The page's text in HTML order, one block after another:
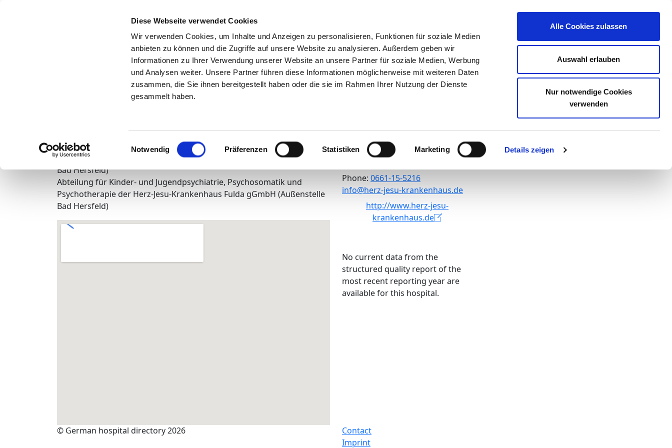
Diese Webseite verwendet Cookies
Wir verwenden Cookies, um Inhalte und Anzeigen zu personalisieren, Funktionen für soziale Medien
anbieten zu können und die Zugriffe auf unsere Website zu analysieren. Außerdem geben wir
Informationen zu Ihrer Verwendung unserer Website an unsere Partner für soziale Medien, Werbung
und Analysen weiter. Unsere Partner führen diese Informationen möglicherweise mit weiteren Daten
zusammen, die Sie ihnen bereitgestellt haben oder die sie im Rahmen Ihrer Nutzung der Dienste
gesammelt haben.
Einwilligungsauswahl
Notwendig Präferenzen Statistiken Marketing Details zeigen
Alle Cookies zulassen
Auswahl erlauben
Nur notwendige Cookies
verwenden
Back to the search results
Abteilung für Kinder- und Jugendpsychiatrie,
Psychosomatik und Psychotherapie der Herz-Jesu-
Krankenhaus Fulda gGmbH (Außenstelle Bad Hersfeld)
Abteilung für Kinder- und Jugendpsychiatrie, Psychosomatik und
Psychotherapie der Herz-Jesu-Krankenhaus Fulda gGmbH (Außenstelle
Bad Hersfeld)
Am Weinberg 19
36251 Bad Hersfeld
Phone: 0661-15-5216
ed.suahneknark-usej-zreh@ofni
http://www.herz-jesu-
krankenhaus.de
No current data from the
structured quality report of the
most recent reporting year are
available for this hospital.
© German hospital directory 2026
Contact
Imprint